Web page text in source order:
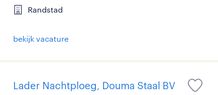
Randstad
bekijk vacature
Lader Nachtploeg, Douma Staal BV